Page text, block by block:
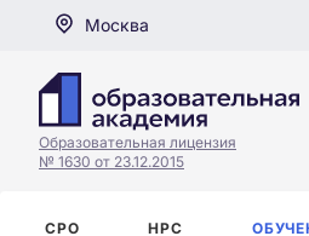
Москва
Образовательная лицензия
№ 1630 от 23.12.2015
СРО НРС